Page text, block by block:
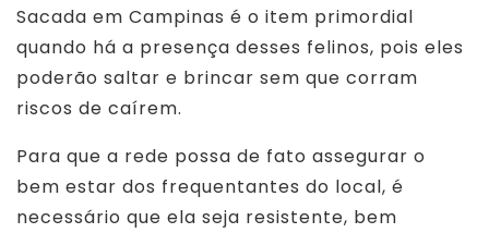
Sacada em Campinas é o item primordial
quando há a presença desses felinos, pois eles
poderão saltar e brincar sem que corram
riscos de caírem.
Para que a rede possa de fato assegurar o
bem estar dos frequentantes do local, é
necessário que ela seja resistente, bem